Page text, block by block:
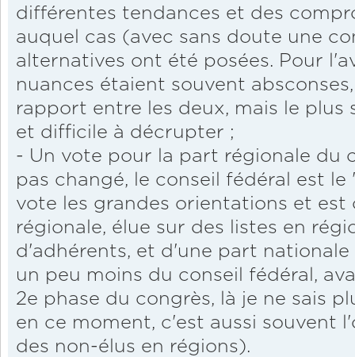
différentes tendances et des
auquel cas (avec sans doute une
alternatives ont été posées. Pour
nuances étaient souvent
rapport entre les deux, mais le
et difficile à décrupter ;
- Un vote pour la part régionale du
pas changé, le conseil fédéral est
vote les grandes orientations et
régionale, élue sur des listes en
d'adhérents, et d'une part
un peu moins du conseil fédéral,
2e phase du congrès, là je ne sais
en ce moment, c'est aussi souvent
des non-élus en régions).